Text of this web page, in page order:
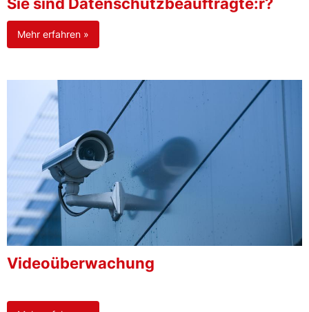
Mehr erfahren »
Videoüberwachung